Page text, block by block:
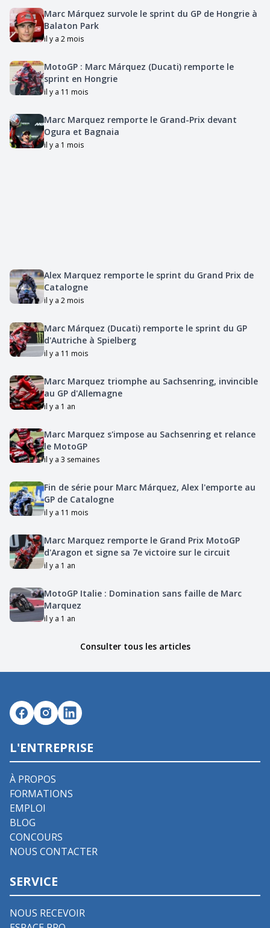
Marc Márquez survole le sprint du GP de Hongrie à
Balaton Park
il y a 2 mois
MotoGP : Marc Márquez (Ducati) remporte le
sprint en Hongrie
il y a 11 mois
Marc Marquez remporte le Grand-Prix devant
Ogura et Bagnaia
il y a 1 mois
Alex Marquez remporte le sprint du Grand Prix de
Catalogne
il y a 2 mois
Marc Márquez (Ducati) remporte le sprint du GP
d'Autriche à Spielberg
il y a 11 mois
Marc Marquez triomphe au Sachsenring, invincible
au GP d'Allemagne
il y a 1 an
Marc Marquez s'impose au Sachsenring et relance
le MotoGP
il y a 3 semaines
Fin de série pour Marc Márquez, Alex l'emporte au
GP de Catalogne
il y a 11 mois
Marc Marquez remporte le Grand Prix MotoGP
d'Aragon et signe sa 7e victoire sur le circuit
il y a 1 an
MotoGP Italie : Domination sans faille de Marc
Marquez
il y a 1 an
Consulter tous les articles
L'ENTREPRISE
À PROPOS
FORMATIONS
EMPLOI
BLOG
CONCOURS
NOUS CONTACTER
SERVICE
NOUS RECEVOIR